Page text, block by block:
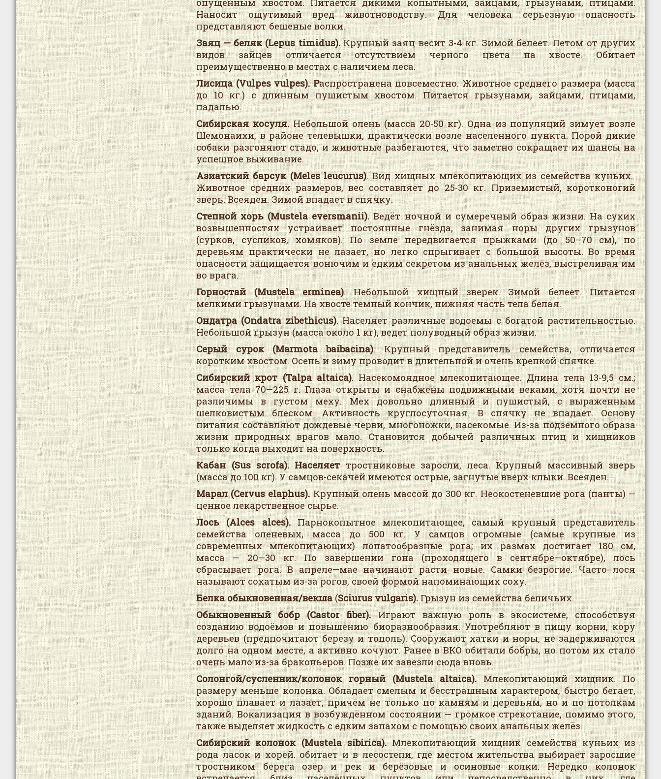
Наносит ощутимый вред животноводству. Для человека серьезную опасность
представляют бешеные волки.
Заяц—беляк (Lepus timidus).Крупный заяц весит 3-4 кг. Зимой белеет. Летом от других
видов зайцев отличается отсутствием черного цвета на хвосте. Обитает
преимущественно в местах с наличием леса.
Лисица (Vulpes vulpes).Распространена повсеместно. Животное среднего размера (масса
до 10 кг.) с длинным пушистым хвостом. Питается грызунами, зайцами, птицами,
падалью.
Сибирская косуля.Небольшой олень (масса 20-50 кг). Одна из популяций зимует возле
Шемонаихи, в районе телевышки, практически возле населенного пункта. Порой дикие
собаки разгоняют стадо, и животные разбегаются, что заметно сокращает их шансы на
успешное выживание.
Азиатский барсук (Meles leucurus). Вид хищных млекопитающих из семейства куньих.
Животное средних размеров, вес составляет до 25-30 кг. Приземистый, коротконогий
зверь. Всеяден. Зимой впадает в спячку.
Степной хорь (Mustela eversmanii).Ведёт ночной и сумеречный образ жизни. На сухих
возвышенностях устраивает постоянные гнёзда, занимая норы других грызунов
(сурков, сусликов, хомяков). По земле передвигается прыжками (до 50–70 см), по
деревьям практически не лазает, но легко спрыгивает с большой высоты. Во время
опасности защищается вонючим и едким секретом из анальных желёз, выстреливая им
во врага.
Горностай (Mustela erminea). Небольшой хищный зверек. Зимой белеет. Питается
мелкими грызунами. На хвосте темный кончик, нижняя часть тела белая.
Ондатра (Ondatra zibethicus). Населяет различные водоемы с богатой растительностью.
Небольшой грызун (масса около 1 кг), ведет полуводный образ жизни.
Серый сурок (Marmota baibacina). Крупный представитель семейства, отличается
коротким хвостом. Осень и зиму проводит в длительной и очень крепкой спячке.
Сибирский крот(Talpa altaica). Насекомоядное млекопитающее. Длина тела 13-9,5 см.;
масса тела 70—225 г. Глаза открыты и снабжены подвижными веками, хотя почти не
различимы в густом меху. Мех довольно длинный и пушистый, с выраженным
шелковистым блеском. Активность круглосуточная. В спячку не впадает. Основу
питания составляют дождевые черви, многоножки, насекомые. Из-за подземного образа
жизни природных врагов мало. Становится добычей различных птиц и хищников
только когда выходит на поверхность.
Кабан (Sus scrofa).Населяеттростниковые заросли, леса. Крупный массивный зверь
(масса до 100 кг). У самцов-секачей имеются острые, загнутые вверх клыки. Всеяден.
Марал (Cervus elaphus).Крупный олень массой до 300 кг. Неокостеневшие рога (панты) —
ценное лекарственное сырье.
Лось (Alces alces).Парнокопытное млекопитающее, самый крупный представитель
семейства оленевых, масса до 500 кг. У самцов огромные (самые крупные из
современных млекопитающих) лопатообразные рога; их размах достигает 180 см,
масса — 20—30 кг. По завершении гона (проходящего в сентябре—октябре), лось
сбрасывает рога. В апреле—мае начинают расти новые. Самки безрогие. Часто лося
называют сохатым из-за рогов, своей формой напоминающих соху.
Белка обыкновенная/векша(Sciurus vulgaris).Грызун из семейства беличьих.
Обыкновенный бобр (Castor fiber).Играют важную роль в экосистеме, способствуя
созданию водоёмов и повышению биоразнообразия. Употребляют в пищу корни, кору
деревьев (предпочитают березу и тополь). Сооружают хатки и норы, не задерживаются
долго на одном месте, а активно кочуют. Ранее в ВКО обитали бобры, но потом их стало
очень мало из-за браконьеров. Позже их завезли сюда вновь.
Солонгой/сусленник/колонок горный (Mustela altaica).Млекопитающий хищник. По
размеру меньше колонка. Обладает смелым и бесстрашным характером, быстро бегает,
хорошо плавает и лазает, причём не только по камням и деревьям, но и по потолкам
зданий. Вокализация в возбуждённом состоянии — громкое стрекотание, помимо этого,
также выделяет жидкость с едким запахом с помощью своих анальных желёз.
Сибирский колонок (Mustela sibirica).Млекопитающий хищник семейства куньих из
рода ласок и хорей. обитает и в лесостепи, где местом жительства выбирает заросшие
тростником берега озёр и рек и берёзовые и осиновые колки. Нередко колонок